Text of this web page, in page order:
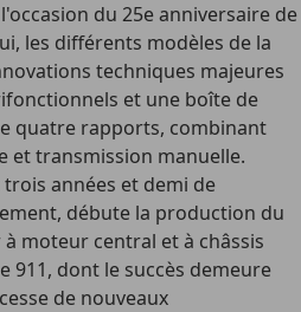
du 25e anniversaire de
les différents modèles de la
techniques majeures
et une boîte de
quatre rapports, combinant
et transmission manuelle.
années et demi de
débute la production du
moteur central et à châssis
911, dont le succès demeure
de nouveaux